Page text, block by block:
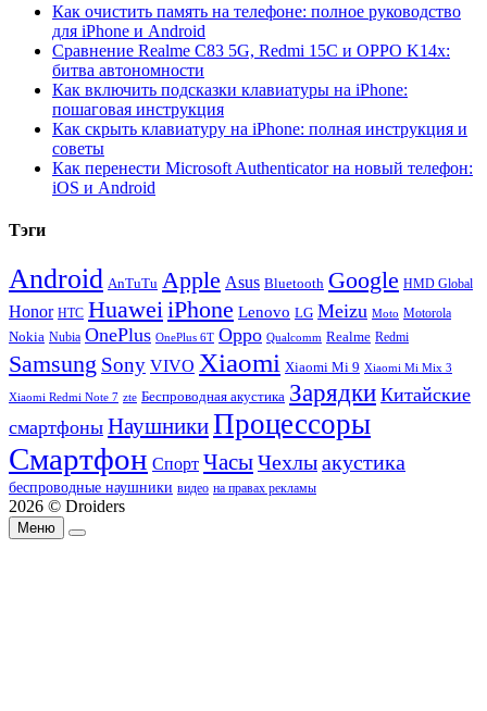
Как очистить память на телефоне: полное руководство
для iPhone и Android
Сравнение Realme C83 5G, Redmi 15C и OPPO K14x:
битва автономности
Как включить подсказки клавиатуры на iPhone:
пошаговая инструкция
Как скрыть клавиатуру на iPhone: полная инструкция и
советы
Как перенести Microsoft Authenticator на новый телефон:
iOS и Android
Тэги
Android AnTuTu Apple Asus Bluetooth Google HMD Global
Honor HTC HuaweiiPhone Lenovo LG Meizu Moto Motorola
Nokia Nubia OnePlus OnePlus 6T Oppo Qualcomm Realme Redmi
Samsung Sony VIVO Xiaomi Xiaomi Mi 9 Xiaomi Mi Mix 3
Xiaomi Redmi Note 7 zte Беспроводная акустика Зарядки Китайские
смартфоны НаушникиПроцессоры
Смартфон Спорт ЧасыЧехлыакустика
беспроводные наушники видео на правах рекламы
2026 © Droiders
Меню